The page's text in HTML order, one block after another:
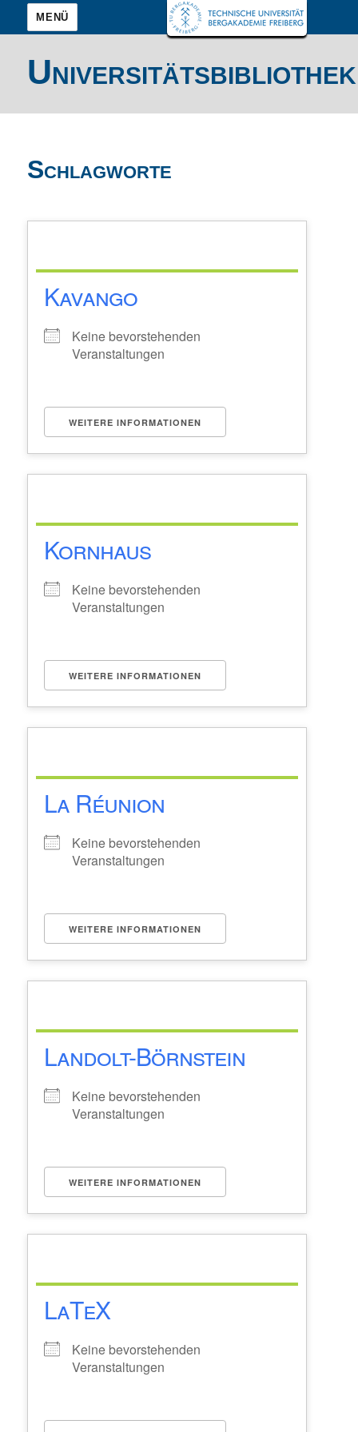
MENÜ
Universitätsbibliothek
Schlagworte
Kavango
Keine bevorstehenden
Veranstaltungen
WEITERE INFORMATIONEN
Kornhaus
Keine bevorstehenden
Veranstaltungen
WEITERE INFORMATIONEN
La Réunion
Keine bevorstehenden
Veranstaltungen
WEITERE INFORMATIONEN
Landolt-Börnstein
Keine bevorstehenden
Veranstaltungen
WEITERE INFORMATIONEN
LaTeX
Keine bevorstehenden
Veranstaltungen